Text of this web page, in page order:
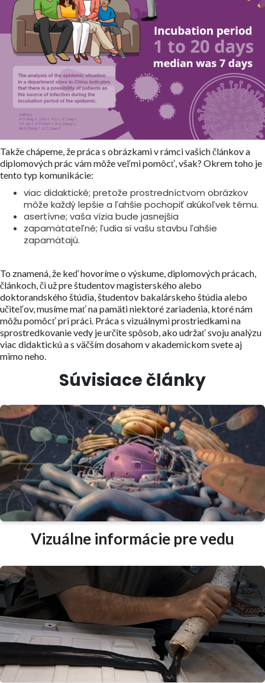
Takže chápeme, že práca s obrázkami v rámci vašich článkov a
diplomových prác vám môže veľmi pomôcť, však? Okrem toho je
tento typ komunikácie:
viac didaktické; pretože prostredníctvom obrázkov
môže každý lepšie a ľahšie pochopiť akúkoľvek tému.
asertívne; vaša vízia bude jasnejšia
zapamätateľné; ľudia si vašu stavbu ľahšie
zapamätajú.
To znamená, že keď hovoríme o výskume, diplomových prácach,
článkoch, či už pre študentov magisterského alebo
doktorandského štúdia, študentov bakalárskeho štúdia alebo
učiteľov, musíme mať na pamäti niektoré zariadenia, ktoré nám
môžu pomôcť pri práci. Práca s vizuálnymi prostriedkami na
sprostredkovanie vedy je určite spôsob, ako udržať svoju analýzu
viac didaktickú a s väčším dosahom v akademickom svete aj
mimo neho.
Súvisiace články
Vizuálne informácie pre vedu